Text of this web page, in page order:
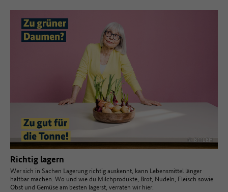
© BMLEH
Richtig lagern
Wer sich in Sachen Lagerung richtig auskennt, kann Lebensmittel länger
haltbar machen. Wo und wie du Milchprodukte, Brot, Nudeln, Fleisch sowie
Obst und Gemüse am besten lagerst, verraten wir hier.